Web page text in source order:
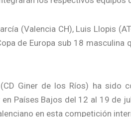
(Valencia CH), Luis Llopis
de Europa sub 18 masculina
Giner de los Ríos) ha sido
Países Bajos del 12 al 19 de
en esta competición